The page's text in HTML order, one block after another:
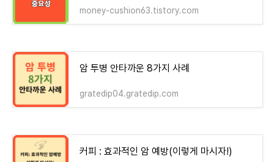
money-cushion63.tistory.com
암 투병 안타까운 8가지 사례
gratedip04.gratedip.com
커피 : 효과적인 암 예방(이렇게 마시자!)